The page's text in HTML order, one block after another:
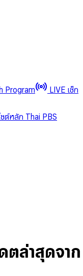
Program
LIVE เช็ก
ซต์หลัก Thai PBS
ตล่าสุดจาก